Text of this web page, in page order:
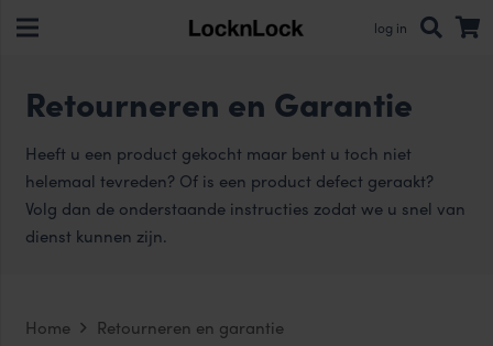
log in
Retourneren en Garantie
Heeft u een product gekocht maar bent u toch niet
helemaal tevreden? Of is een product defect geraakt?
Volg dan de onderstaande instructies zodat we u snel van
dienst kunnen zijn.
Home Retourneren en garantie